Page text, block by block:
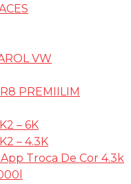
VW
PREMIILIM
– 6K
– 4.3K
App Troca De Cor 4.3k